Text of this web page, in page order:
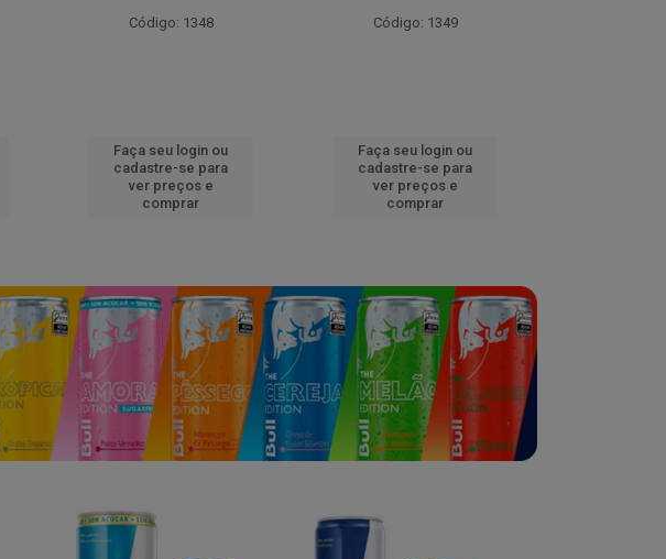
Código: 1348
Faça seu login ou
cadastre-se para
ver preços e
comprar
Código: 1349
Faça seu login ou
cadastre-se para
ver preços e
comprar